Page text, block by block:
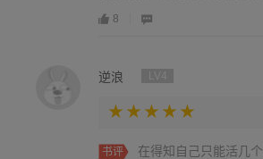
8
逆浪
书评
在得知自己只能活几